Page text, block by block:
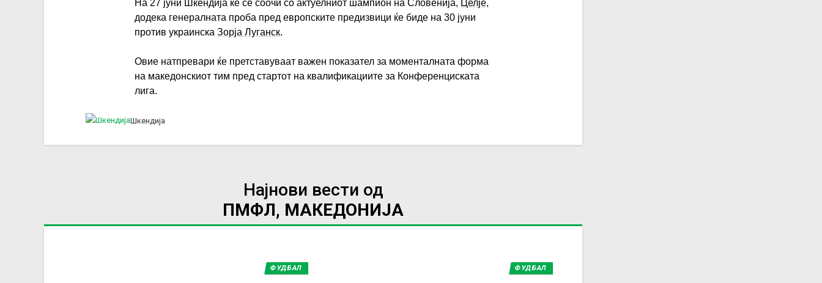
На 27 јуни Шкендија ќе се соочи со актуелниот шампион на Словенија, Целје,
додека генералната проба пред европските предизвици ќе биде на 30 јуни
против украинска Зорја Луганск.
Овие натпревари ќе претставуваат важен показател за моменталната форма
на македонскиот тим пред стартот на квалификациите за Конференциската
лига.
Шкендија
Најнови вести од
ПМФЛ, МАКЕДОНИЈА
ФУДБАЛ ФУДБАЛ